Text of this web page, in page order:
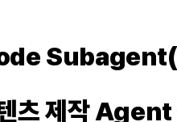
Subagent(
츠 제작 Agent